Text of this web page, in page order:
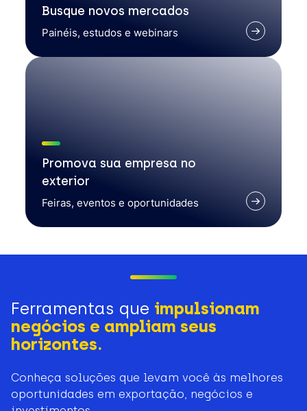
Busque novos mercados
Painéis, estudos e webinars
Promova sua empresa no
exterior
Feiras, eventos e oportunidades
Ferramentas que impulsionam
negócios e ampliam seus
horizontes.
Conheça soluções que levam você às melhores
oportunidades em exportação, negócios e